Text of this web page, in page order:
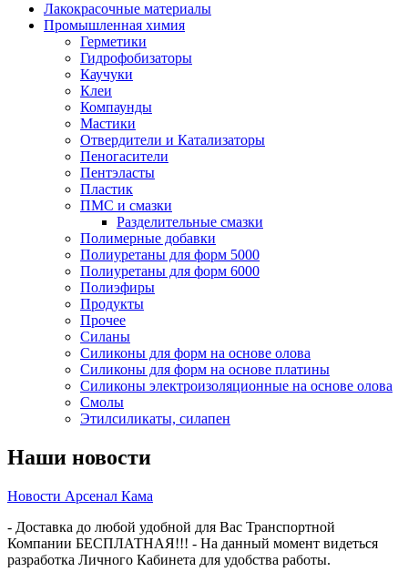
Лакокрасочные материалы
Промышленная химия
Герметики
Гидрофобизаторы
Каучуки
Клеи
Компаунды
Мастики
Отвердители и Катализаторы
Пеногасители
Пентэласты
Пластик
ПМС и смазки
Разделительные смазки
Полимерные добавки
Полиуретаны для форм 5000
Полиуретаны для форм 6000
Полиэфиры
Продукты
Прочее
Силаны
Силиконы для форм на основе олова
Силиконы для форм на основе платины
Силиконы электроизоляционные на основе олова
Смолы
Этилсиликаты, силапен
Наши новости
Новости Арсенал Кама
- Доставка до любой удобной для Вас Транспортной
Компании БЕСПЛАТНАЯ!!! - На данный момент видеться
разработка Личного Кабинета для удобства работы.